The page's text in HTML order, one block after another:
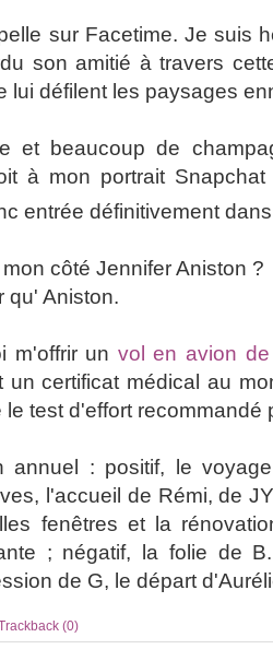
sur Facetime. Je suis
son amitié à travers
lui défilent les paysages
et beaucoup de
à mon portrait
entrée définitivement
côté Jennifer Aniston ?
Aniston.
m'offrir un vol en avion
un certificat médical au
le test d'effort recommandé
annuel : positif, le
l'accueil de Rémi, de
fenêtres et la
; négatif, la folie de
de G, le départ
Trackback (0)